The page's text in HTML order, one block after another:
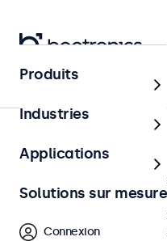
Écrans
Moniteurs 13 pouces
Moniteurs 13 pouces
commercial. Ces
connexions vidéo et des
leur permettant de
Produits
Industries
Applications
Solutions sur mesure
Connexion